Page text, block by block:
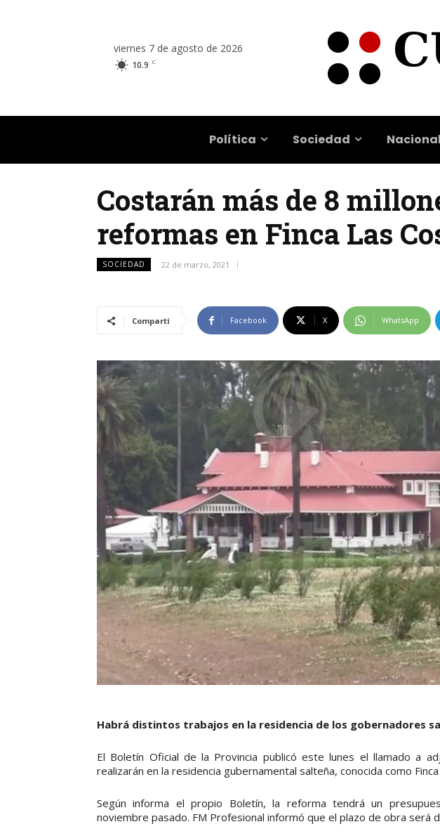
viernes 7 de agosto de 2026
10.9 C
Política Sociedad
Costarán más de 8
reformas en Finca Las
SOCIEDAD 22 de marzo, 2021
Compartí Facebook X WhatsApp
Habrá distintos trabajos en la residencia de los gobernadores
El Boletín Oficial de la Provincia publicó este lunes el llamado a
realizarán en la residencia gubernamental salteña, conocida como
Según informa el propio Boletín, la reforma tendrá un
noviembre pasado. FM Profesional informó que el plazo de obra será